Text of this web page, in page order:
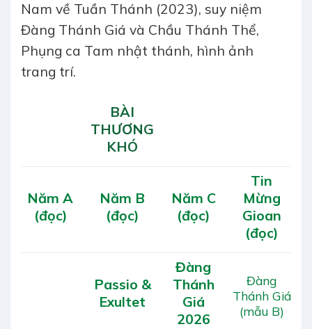
Nam về Tuần Thánh (2023), suy niệm
Đàng Thánh Giá và Chầu Thánh Thể,
Phụng ca Tam nhật thánh, hình ảnh
trang trí.
BÀI
THƯƠNG
KHÓ
Năm A
(đọc)
Năm B
(đọc)
Năm C
(đọc)
Tin
Mừng
Gioan
(đọc)
Passio &
Exultet
Đàng
Thánh
Giá
2026
Đàng
Thánh Giá
(mẫu B)